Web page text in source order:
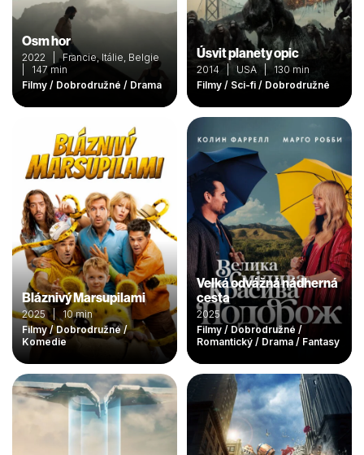
Osm hor
2022 | Francie, Itálie, Belgie
| 147 min
Filmy / Dobrodružné / Drama
Úsvit planety opic
2014 | USA | 130 min
Filmy / Sci-fi / Dobrodružné
Bláznivý Marsupilami
2025 | 10 min
Filmy / Dobrodružné /
Komedie
Velká odvážná nádherná
cesta
2025
Filmy / Dobrodružné /
Romantický / Drama / Fantasy